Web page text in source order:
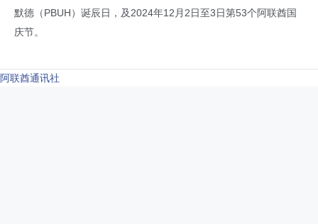
默德（PBUH）诞辰日，及2024年12月2日至3日第53个阿联酋国
庆节。
阿联酋通讯社